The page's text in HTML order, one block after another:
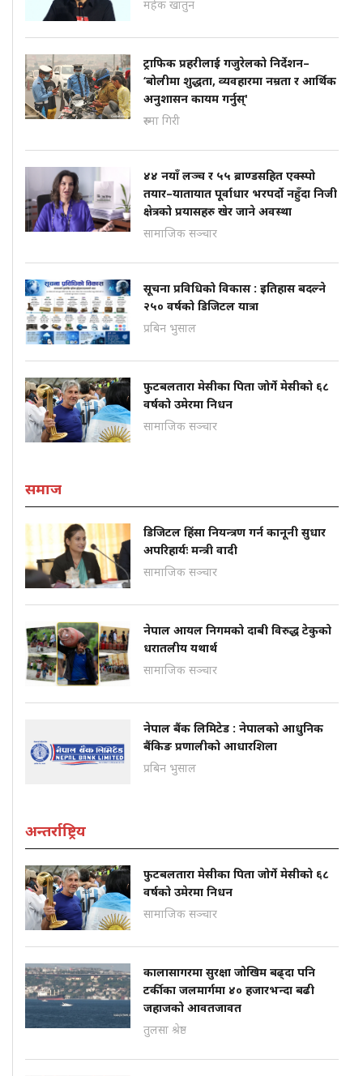
महेक खातुन
ट्राफिक प्रहरीलाई गजुरेलको निर्देशन–
‘बोलीमा शुद्धता, व्यवहारमा नम्रता र आर्थिक
अनुशासन कायम गर्नुस्'
रुस्मा गिरी
४४ नयाँ लञ्च र ५५ ब्राण्डसहित एक्स्पो
तयार–यातायात पूर्वाधार भरपर्दो नहुँदा निजी
क्षेत्रको प्रयासहरु खेर जाने अवस्था
सामाजिक सञ्चार
सूचना प्रविधिको विकास : इतिहास बदल्ने
२५० वर्षको डिजिटल यात्रा
प्रबिन भुसाल
फुटबलतारा मेसीका पिता जोर्गे मेसीको ६८
वर्षको उमेरमा निधन
सामाजिक सञ्चार
समाज
डिजिटल हिंसा नियन्त्रण गर्न कानूनी सुधार
अपरिहार्यः मन्त्री वादी
सामाजिक सञ्चार
नेपाल आयल निगमको दाबी विरुद्ध टेकुको
धरातलीय यथार्थ
सामाजिक सञ्चार
नेपाल बैंक लिमिटेड : नेपालको आधुनिक
बैंकिङ प्रणालीको आधारशिला
प्रबिन भुसाल
अन्तर्राष्ट्रिय
फुटबलतारा मेसीका पिता जोर्गे मेसीको ६८
वर्षको उमेरमा निधन
सामाजिक सञ्चार
कालासागरमा सुरक्षा जोखिम बढ्दा पनि
टर्कीका जलमार्गमा ४० हजारभन्दा बढी
जहाजको आवतजावत
तुलसा श्रेष्ठ